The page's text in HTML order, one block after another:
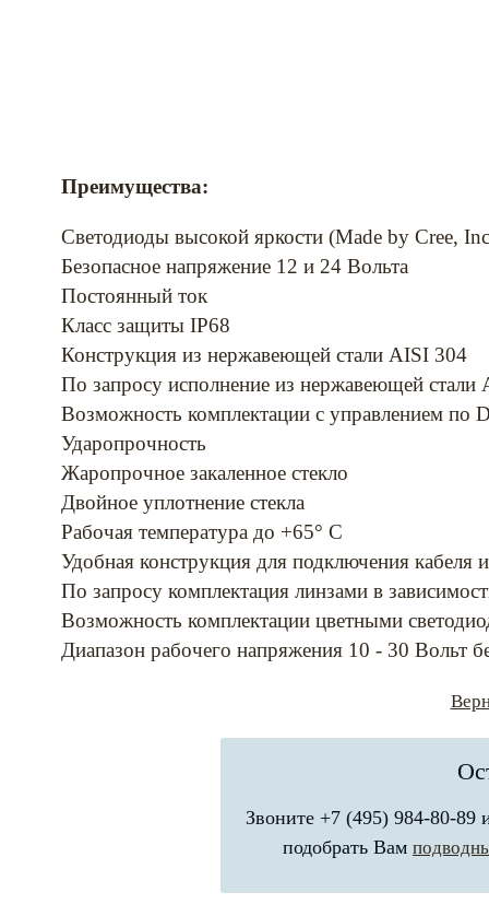
Преимущества:
Светодиоды высокой яркости (Made by Cree,
Безопасное напряжение 12 и 24 Вольта
Постоянный ток
Класс защиты IP68
Конструкция из нержавеющей стали AISI 304
По запросу исполнение из нержавеющей стали
Возможность комплектации с управлением по
Ударопрочность
Жаропрочное закаленное стекло
Двойное уплотнение стекла
Рабочая температура до +65° С
Удобная конструкция для подключения кабеля
По запросу комплектация линзами в
Возможность комплектации цветными
Диапазон рабочего напряжения 10 - 30 Вольт
Звоните +7 (495) 984-80-89
подобрать Вам